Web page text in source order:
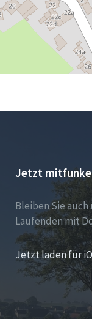
Jetzt
Bleiben Sie
Laufenden mit
Jetzt laden für